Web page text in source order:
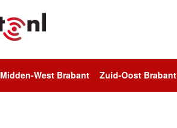
Midden-West Brabant Zuid-Oost Brabant